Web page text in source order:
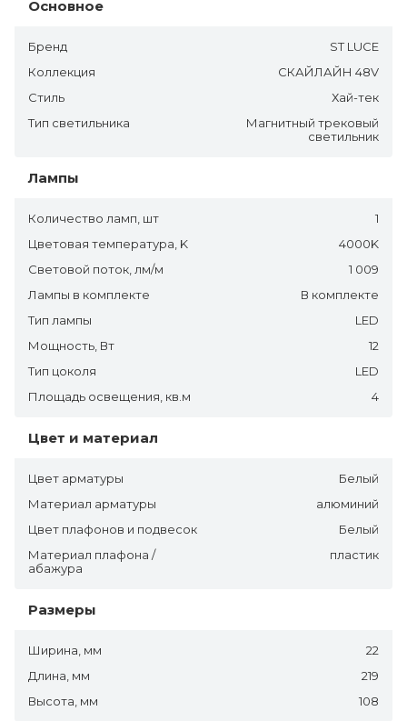
Основное
Бренд
ST LUCE
Коллекция
СКАЙЛАЙН 48V
Стиль
Хай-тек
Тип светильника
Магнитный трековый
светильник
Лампы
Количество ламп, шт
1
Цветовая температура, K
4000K
Световой поток, лм/м
1 009
Лампы в комплекте
В комплекте
Тип лампы
LED
Мощность, Вт
12
Тип цоколя
LED
Площадь освещения, кв.м
4
Цвет и материал
Цвет арматуры
Белый
Материал арматуры
алюминий
Цвет плафонов и подвесок
Белый
Материал плафона /
абажура
пластик
Размеры
Ширина, мм
22
Длина, мм
219
Высота, мм
108